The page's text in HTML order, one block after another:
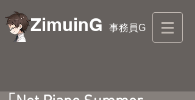
ZimuinG 事務員G